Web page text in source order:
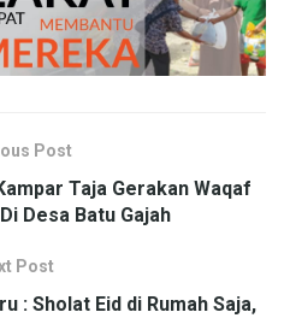
Post
Taja Gerakan Waqaf
Desa Batu Gajah
Post
: Sholat Eid di Rumah Saja,